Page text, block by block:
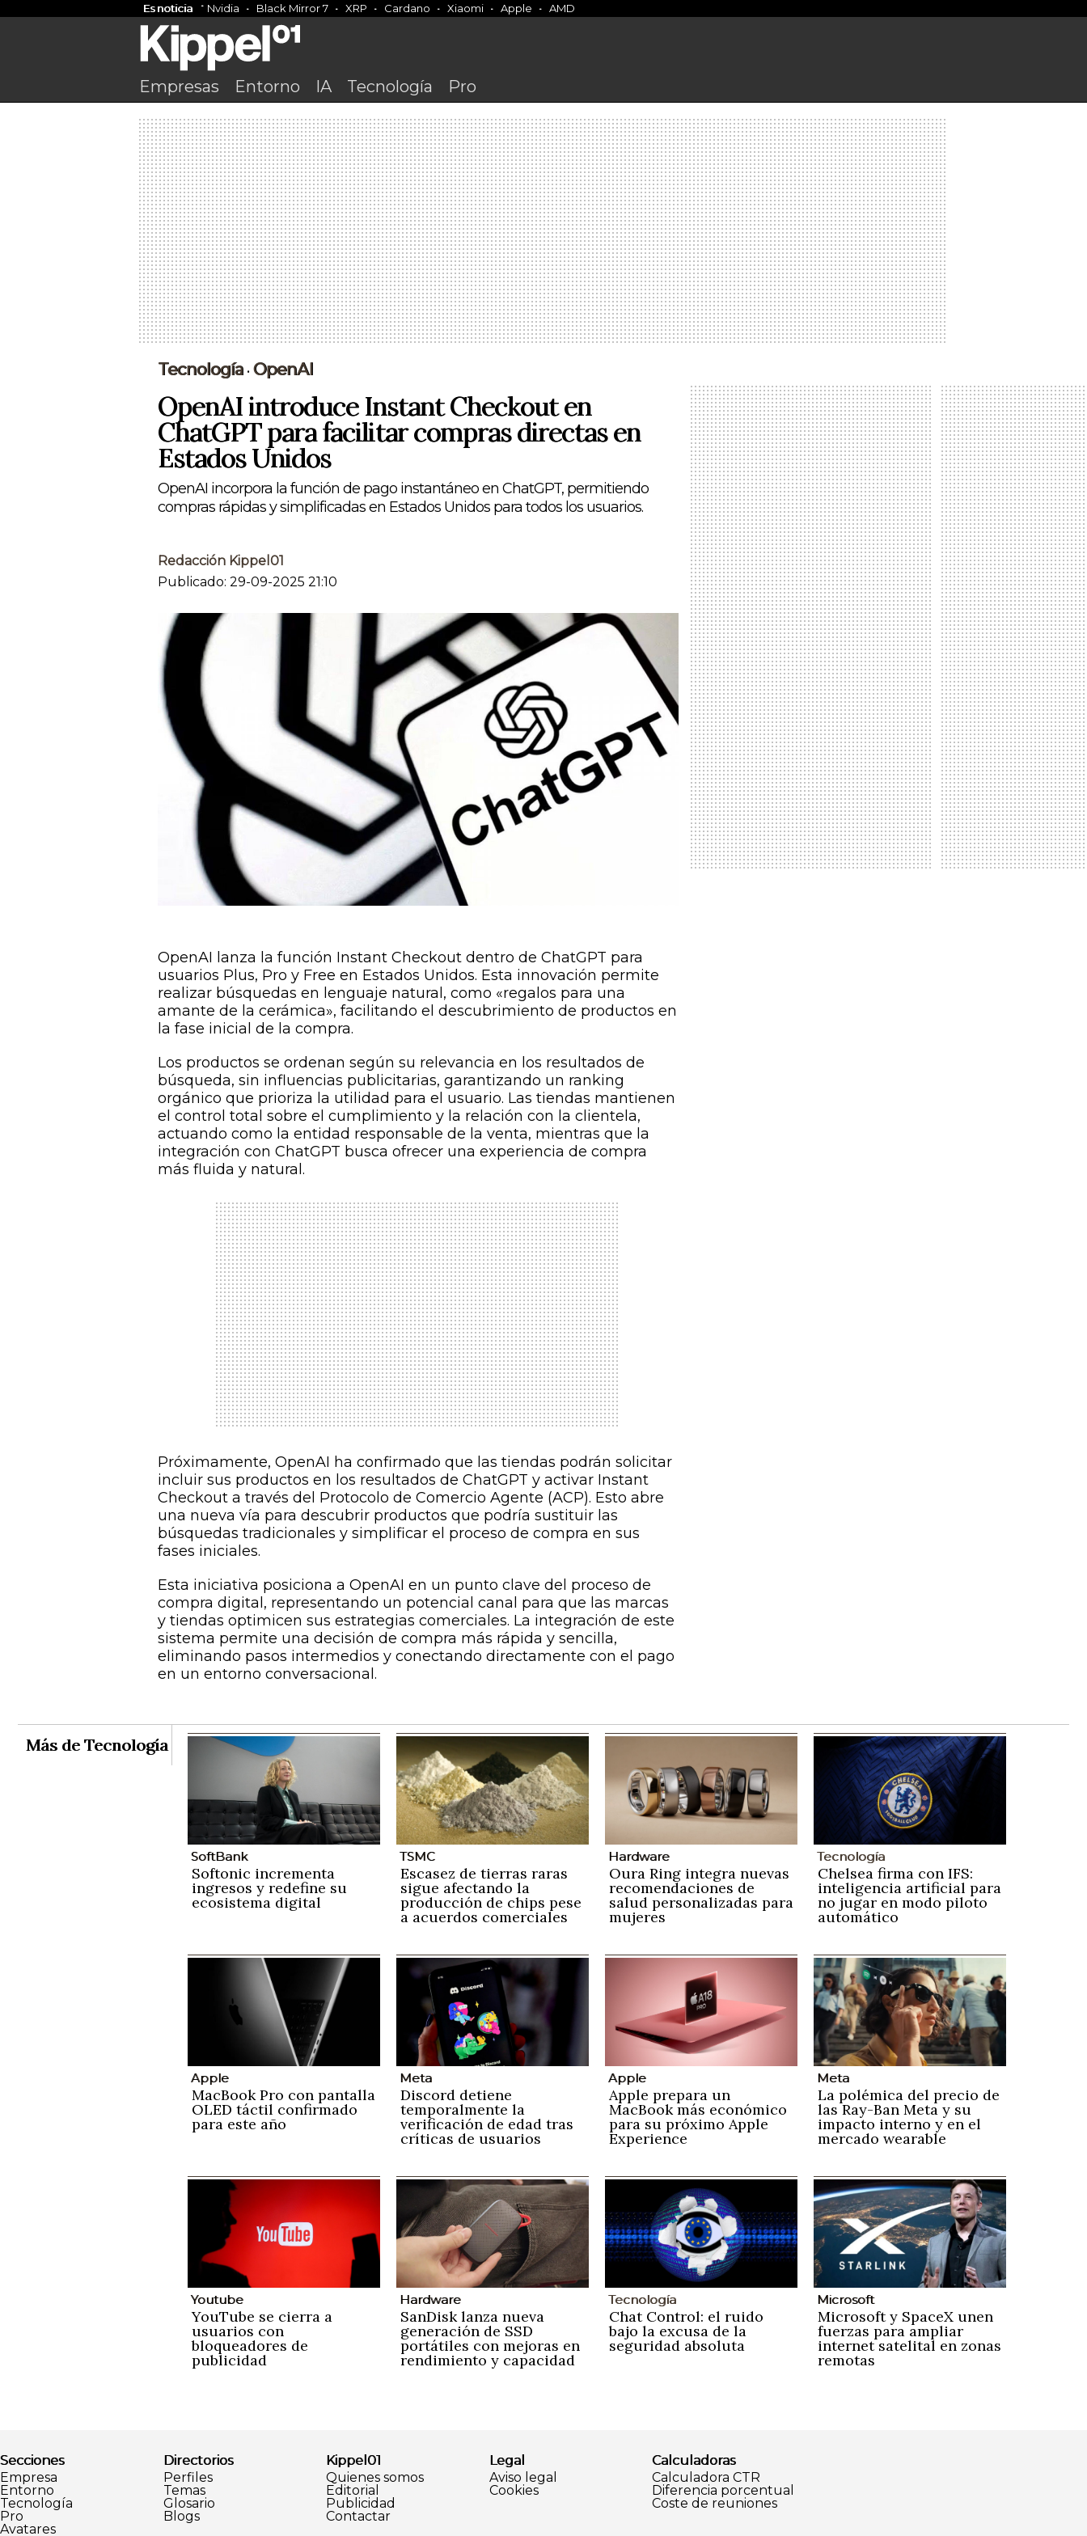
Es noticia Nvidia Black Mirror 7 XRP Cardano Xiaomi Apple AMD
Empresas Entorno IA Tecnología Pro
Tecnología • OpenAI
OpenAI introduce Instant Checkout en
ChatGPT para facilitar compras directas en
Estados Unidos
OpenAI incorpora la función de pago instantáneo en ChatGPT, permitiendo
compras rápidas y simplificadas en Estados Unidos para todos los usuarios.
Redacción Kippel01
Publicado: 29-09-2025 21:10
OpenAI lanza la función Instant Checkout dentro de ChatGPT para
usuarios Plus, Pro y Free en Estados Unidos. Esta innovación permite
realizar búsquedas en lenguaje natural, como «regalos para una
amante de la cerámica», facilitando el descubrimiento de productos en
la fase inicial de la compra.
Los productos se ordenan según su relevancia en los resultados de
búsqueda, sin influencias publicitarias, garantizando un ranking
orgánico que prioriza la utilidad para el usuario. Las tiendas mantienen
el control total sobre el cumplimiento y la relación con la clientela,
actuando como la entidad responsable de la venta, mientras que la
integración con ChatGPT busca ofrecer una experiencia de compra
más fluida y natural.
Próximamente, OpenAI ha confirmado que las tiendas podrán solicitar
incluir sus productos en los resultados de ChatGPT y activar Instant
Checkout a través del Protocolo de Comercio Agente (ACP). Esto abre
una nueva vía para descubrir productos que podría sustituir las
búsquedas tradicionales y simplificar el proceso de compra en sus
fases iniciales.
Esta iniciativa posiciona a OpenAI en un punto clave del proceso de
compra digital, representando un potencial canal para que las marcas
y tiendas optimicen sus estrategias comerciales. La integración de este
sistema permite una decisión de compra más rápida y sencilla,
eliminando pasos intermedios y conectando directamente con el pago
en un entorno conversacional.
Más de Tecnología
SoftBank
Softonic incrementa
ingresos y redefine su
ecosistema digital
TSMC
Escasez de tierras raras
sigue afectando la
producción de chips pese
a acuerdos comerciales
Hardware
Oura Ring integra nuevas
recomendaciones de
salud personalizadas para
mujeres
Tecnología
Chelsea firma con IFS:
inteligencia artificial para
no jugar en modo piloto
automático
Apple
MacBook Pro con pantalla
OLED táctil confirmado
para este año
Meta
Discord detiene
temporalmente la
verificación de edad tras
críticas de usuarios
Apple
Apple prepara un
MacBook más económico
para su próximo Apple
Experience
Meta
La polémica del precio de
las Ray-Ban Meta y su
impacto interno y en el
mercado wearable
Youtube
YouTube se cierra a
usuarios con
bloqueadores de
publicidad
Hardware
SanDisk lanza nueva
generación de SSD
portátiles con mejoras en
rendimiento y capacidad
Tecnología
Chat Control: el ruido
bajo la excusa de la
seguridad absoluta
Microsoft
Microsoft y SpaceX unen
fuerzas para ampliar
internet satelital en zonas
remotas
Secciones
Empresa
Entorno
Tecnología
Pro
Avatares
Directorios
Perfiles
Temas
Glosario
Blogs
Kippel01
Quienes somos
Editorial
Publicidad
Contactar
Legal
Aviso legal
Cookies
Calculadoras
Calculadora CTR
Diferencia porcentual
Coste de reuniones